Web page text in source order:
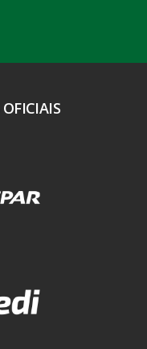
OFICIAIS